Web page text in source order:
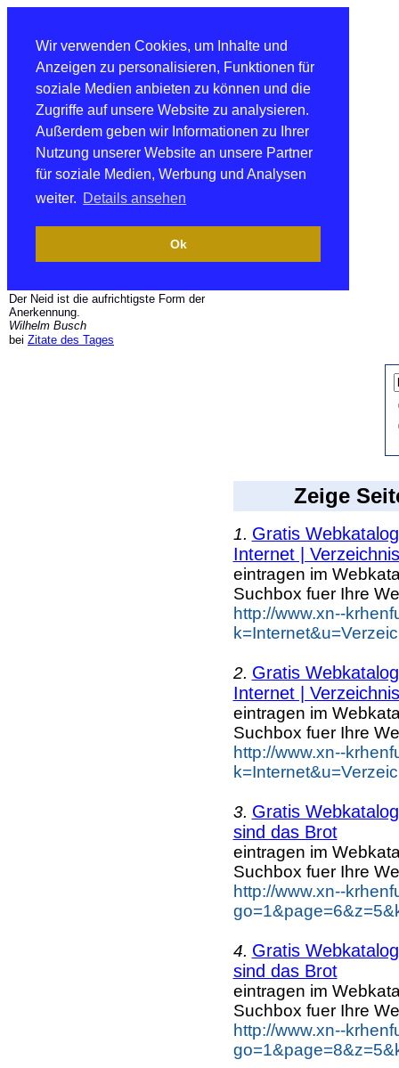
Wir verwenden Cookies, um Inhalte und
Anzeigen zu personalisieren, Funktionen für
soziale Medien anbieten zu können und die
Zugriffe auf unsere Website zu analysieren.
Außerdem geben wir Informationen zu Ihrer
Nutzung unserer Website an unsere Partner
für soziale Medien, Werbung und Analysen
weiter. Details ansehen
Ok
Der Neid ist die aufrichtigste Form der
Anerkennung.
Wilhelm Busch
bei Zitate des Tages
Zeige
1. Gratis
Internet | Verzeichnis
eintragen im
Suchbox fuer Ihre
http://www.xn--
2. Gratis
Internet | Verzeichnis
eintragen im
Suchbox fuer Ihre
http://www.xn--
3. Gratis
sind das Brot
eintragen im
Suchbox fuer Ihre
http://www.xn--
4. Gratis
sind das Brot
eintragen im
Suchbox fuer Ihre
http://www.xn--